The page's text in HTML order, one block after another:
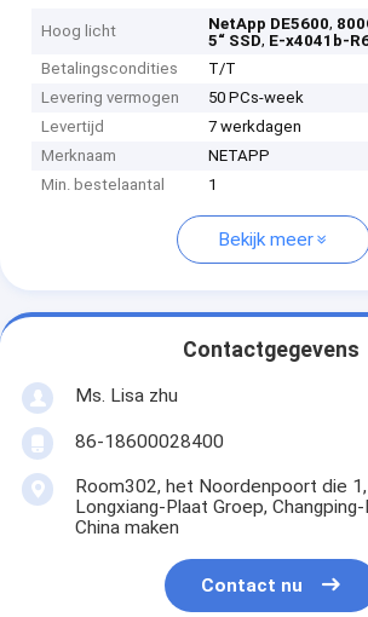
Hoog licht NetApp DE5600,
5“ SSD, E-x4041b-
Betalingscondities
T/T
Levering vermogen
50 PCs-week
Levertijd
7 werkdagen
Merknaam
NETAPP
Min. bestelaantal
1
Bekijk meer
Contactgegevens
Ms. Lisa zhu
86-18600028400
Room302, het Noordenpoort die 1,
Longxiang-Plaat Groep,
China maken
Contact nu